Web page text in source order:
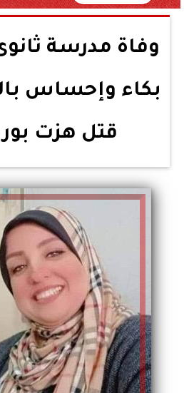
وفاة مدرسة
بكاء وإحساس
قتل هزت